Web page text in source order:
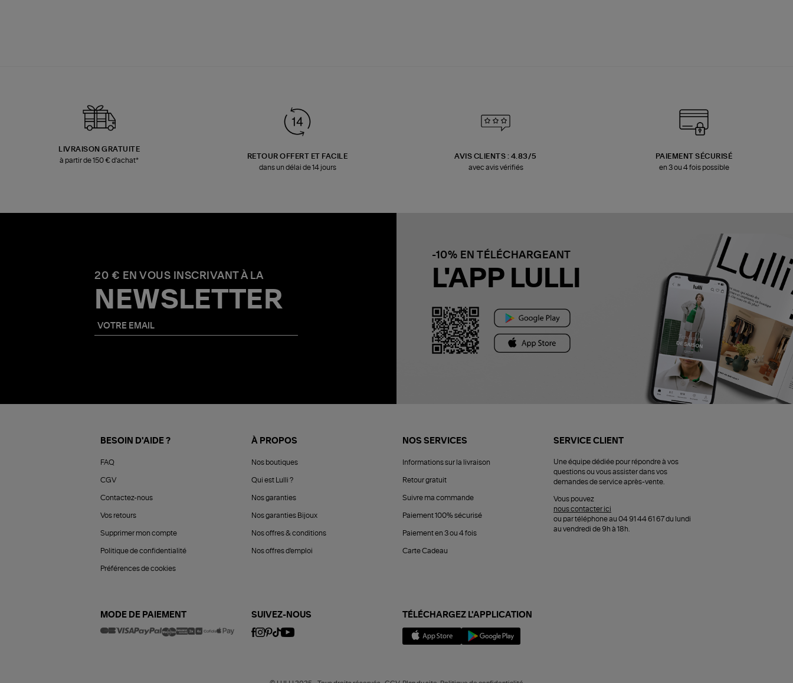
LIVRAISON GRATUITE
à partir de 150 € d'achat*
RETOUR OFFERT ET FACILE
dans un délai de 14 jours
AVIS CLIENTS : 4.83/5
avec avis vérifiés
PAIEMENT SÉCURISÉ
en 3 ou 4 fois possible
20 € EN VOUS INSCRIVANT À LA
NEWSLETTER
-10% EN TÉLÉCHARGEANT
L'APP LULLI
BESOIN D'AIDE ?
FAQ
CGV
Contactez-nous
Vos retours
Supprimer mon compte
Politique de confidentialité
Préférences de cookies
À PROPOS
Nos boutiques
Qui est Lulli ?
Nos garanties
Nos garanties Bijoux
Nos offres & conditions
Nos offres d'emploi
NOS SERVICES
Informations sur la livraison
Retour gratuit
Suivre ma commande
Paiement 100% sécurisé
Paiement en 3 ou 4 fois
Carte Cadeau
SERVICE CLIENT
Une équipe dédiée pour répondre à vos
questions ou vous assister dans vos
demandes de service après-vente.
Vous pouvez
nous contacter ici
ou par téléphone au 04 91 44 61 67 du lundi
au vendredi de 9h à 18h.
MODE DE PAIEMENT SUIVEZ-NOUS TÉLÉCHARGEZ L'APPLICATION